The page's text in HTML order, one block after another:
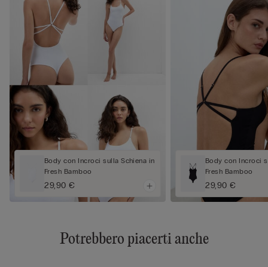
Body con Incroci sulla Schiena in
Fresh Bamboo
29,90 €
Body con Incroci
Fresh Bamboo
29,90 €
Potrebbero piacerti anche